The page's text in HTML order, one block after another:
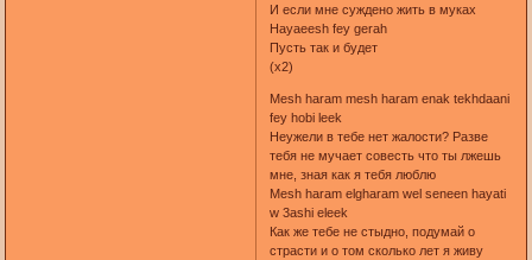
И если мне суждено жить в муках
Hayaeesh fey gerah
Пусть так и будет
(x2)
Mesh haram mesh haram enak tekhdaani
fey hobi leek
Неужели в тебе нет жалости? Разве
тебя не мучает совесть что ты лжешь
мне, зная как я тебя люблю
Mesh haram elgharam wel seneen hayati
w 3ashi eleek
Как же тебе не стыдно, подумай о
страсти и о том сколько лет я живу